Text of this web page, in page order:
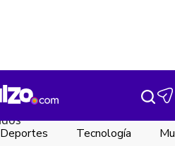
Deportes Tecnología